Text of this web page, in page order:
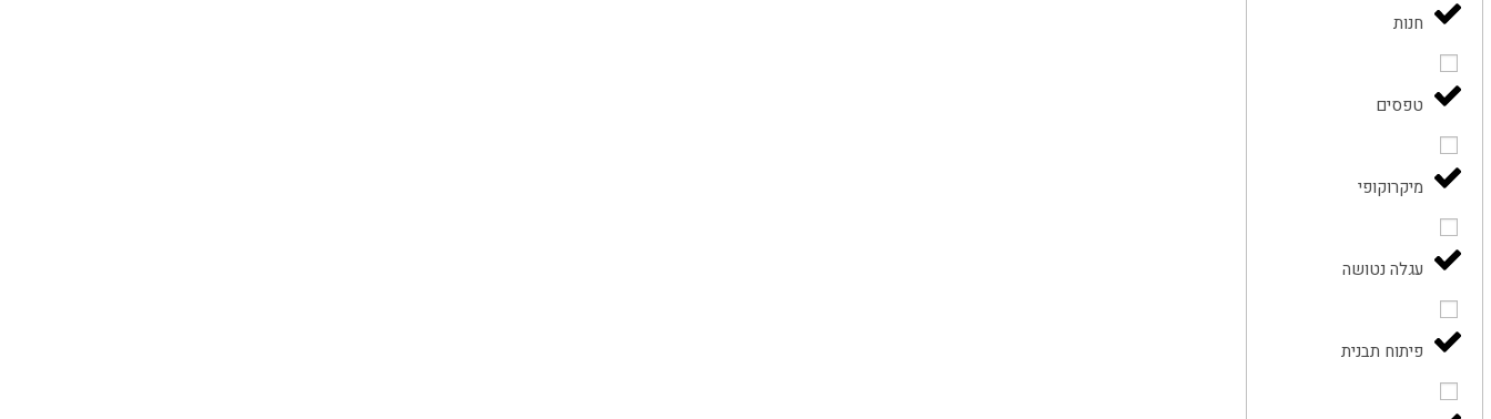
חנות
טפסים
מיקרוקופי
עגלה נטושה
פיתוח תבנית